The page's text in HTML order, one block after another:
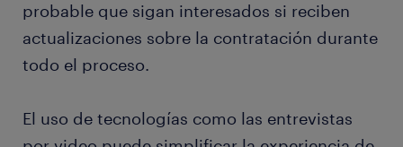
probable que sigan interesados ​​si reciben
actualizaciones sobre la contratación durante
todo el proceso.
El uso de tecnologías como las entrevistas